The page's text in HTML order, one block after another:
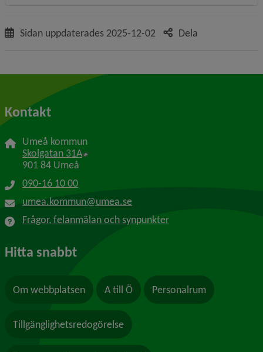
Sidan uppdaterades 2025-12-02 Dela
Kontakt
Umeå kommun
Skolgatan 31A Länk till annan webbplats, öppnas i nytt
901 84 Umeå
090-16 10 00
umea.kommun@umea.se
Frågor, felanmälan och synpunkter
Hitta snabbt
Om webbplatsen A till Ö Personalrum
Tillgänglighetsredogörelse